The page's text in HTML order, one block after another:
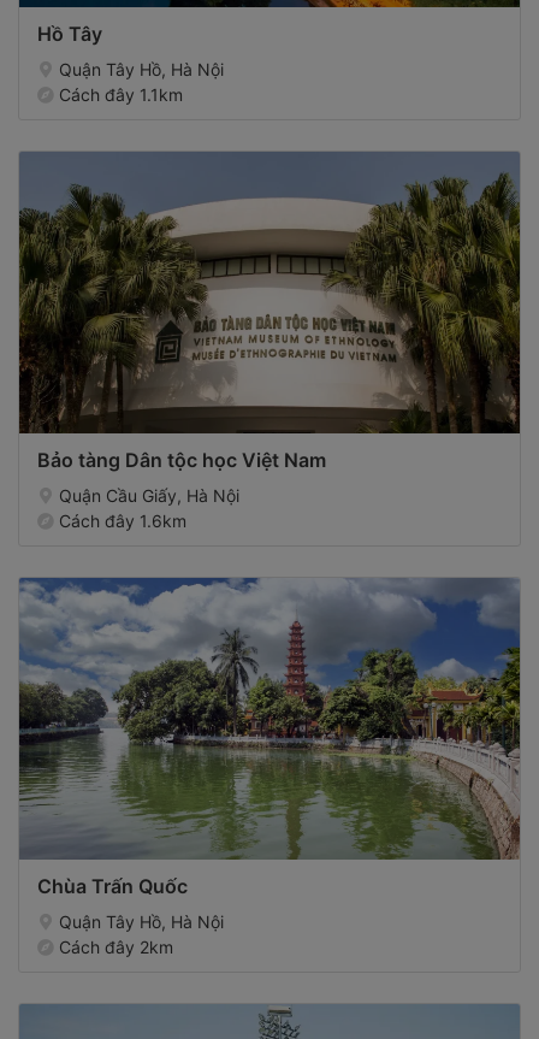
Hồ Tây
Quận Tây Hồ, Hà Nội
Cách đây 1.1km
Bảo tàng Dân tộc học Việt Nam
Quận Cầu Giấy, Hà Nội
Cách đây 1.6km
Chùa Trấn Quốc
Quận Tây Hồ, Hà Nội
Cách đây 2km